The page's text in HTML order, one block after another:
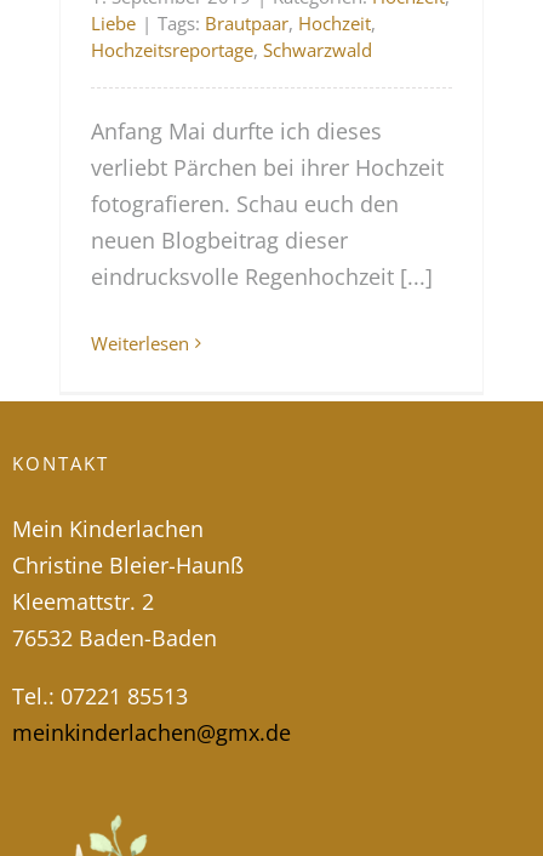
Liebe | Tags: Brautpaar, Hochzeit,
Hochzeitsreportage,Schwarzwald
Anfang Mai durfte ich dieses
verliebt Pärchen bei ihrer Hochzeit
fotografieren. Schau euch den
neuen Blogbeitrag dieser
eindrucksvolle Regenhochzeit [...]
Weiterlesen
KONTAKT
Mein Kinderlachen
Christine Bleier-Haunß
Kleemattstr. 2
76532 Baden-Baden
Tel.: 07221 85513
meinkinderlachen@gmx.de